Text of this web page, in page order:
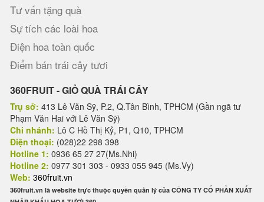
Tư vấn tặng quà
Sự tích các loài hoa
Điện hoa toàn quốc
Điểm bán trái cây tươi
360FRUIT - GIỎ QUÀ TRÁI CÂY
Trụ sở: 413 Lê Văn Sỹ, P.2, Q.Tân Bình, TPHCM (Gần ngã tư
Phạm Văn Hai với Lê Văn Sỹ)
Chi nhánh: Lô C Hồ Thị Kỷ, P1, Q10, TPHCM
Điện thoại: (028)22 298 398
Hotline 1: 0936 65 27 27(Ms.Nhi)
Hotline 2: 0977 301 303 - 0933 055 945 (Ms.Vy)
Web: 360fruit.vn
360fruit.vn là website trực thuộc quyền quản lý của CÔNG TY CỔ PHẦN XUẤT